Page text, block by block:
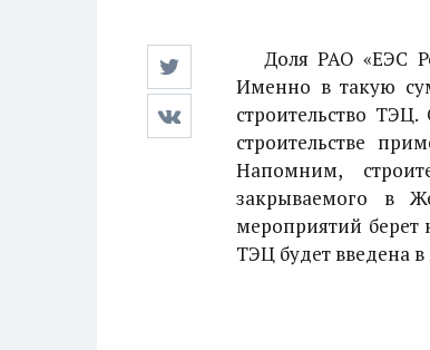
Доля РАО «ЕЭС
Именно в такую
строительство
строительстве
Напомним,
закрываемого в
мероприятий берет
ТЭЦ будет введена в